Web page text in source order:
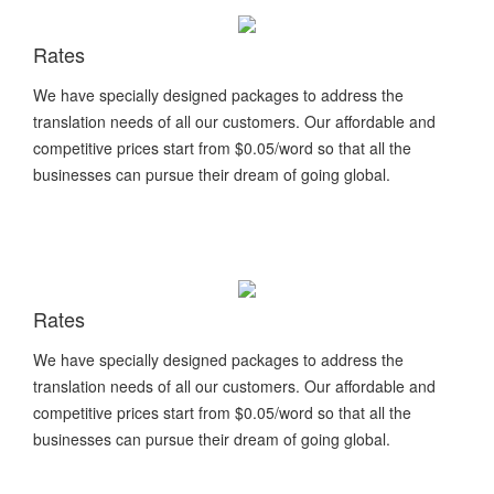
Rates
We have specially designed packages to address the
translation needs of all our customers. Our affordable and
competitive prices start from $0.05/word so that all the
businesses can pursue their dream of going global.
Rates
We have specially designed packages to address the
translation needs of all our customers. Our affordable and
competitive prices start from $0.05/word so that all the
businesses can pursue their dream of going global.